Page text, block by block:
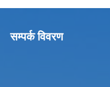
सम्पर्क विवरण